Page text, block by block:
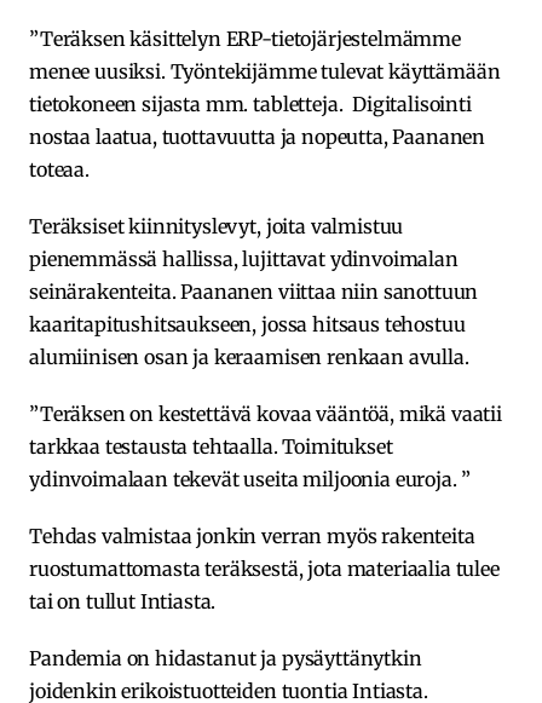
”Teräksen käsittelyn ERP-tietojärjestelmämme
menee uusiksi. Työntekijämme tulevat käyttämään
tietokoneen sijasta mm. tabletteja. Digitalisointi
nostaa laatua, tuottavuutta ja nopeutta, Paananen
toteaa.
Teräksiset kiinnityslevyt, joita valmistuu
pienemmässä hallissa, lujittavat ydinvoimalan
seinärakenteita. Paananen viittaa niin sanottuun
kaaritapitushitsaukseen, jossa hitsaus tehostuu
alumiinisen osan ja keraamisen renkaan avulla.
”Teräksen on kestettävä kovaa vääntöä, mikä vaatii
tarkkaa testausta tehtaalla. Toimitukset
ydinvoimalaan tekevät useita miljoonia euroja. ”
Tehdas valmistaa jonkin verran myös rakenteita
ruostumattomasta teräksestä, jota materiaalia tulee
tai on tullut Intiasta.
Pandemia on hidastanut ja pysäyttänytkin
joidenkin erikoistuotteiden tuontia Intiasta.